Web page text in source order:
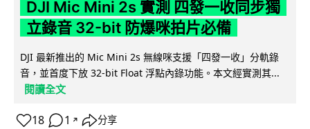
DJI Mic Mini 2s 實測 四發一收同步獨
立錄音 32-bit 防爆咪拍片必備
DJI 最新推出的 Mic Mini 2s 無線咪支援「四發一收」分軌錄
音，並首度下放 32-bit Float 浮點內錄功能。本文經實測其...
閱讀全文
18 1 ↗ 分享